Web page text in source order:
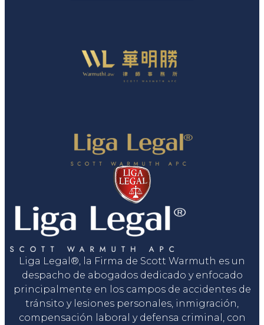
Liga Legal®, la Firma de Scott Warmuth es un
despacho de abogados dedicado y enfocado
principalmente en los campos de accidentes de
tránsito y lesiones personales, inmigración,
compensación laboral y defensa criminal, con